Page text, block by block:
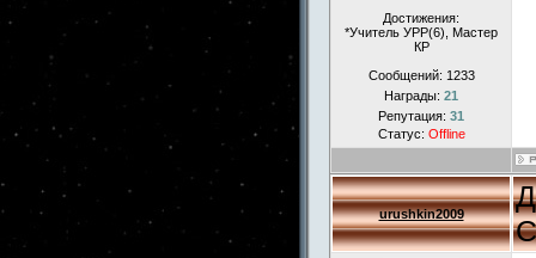
Достижения:
*Учитель УРР(6), Мастер
КР
Сообщений: 1233
Награды: 21
Репутация: 31
Статус: Offline
urushkin2009